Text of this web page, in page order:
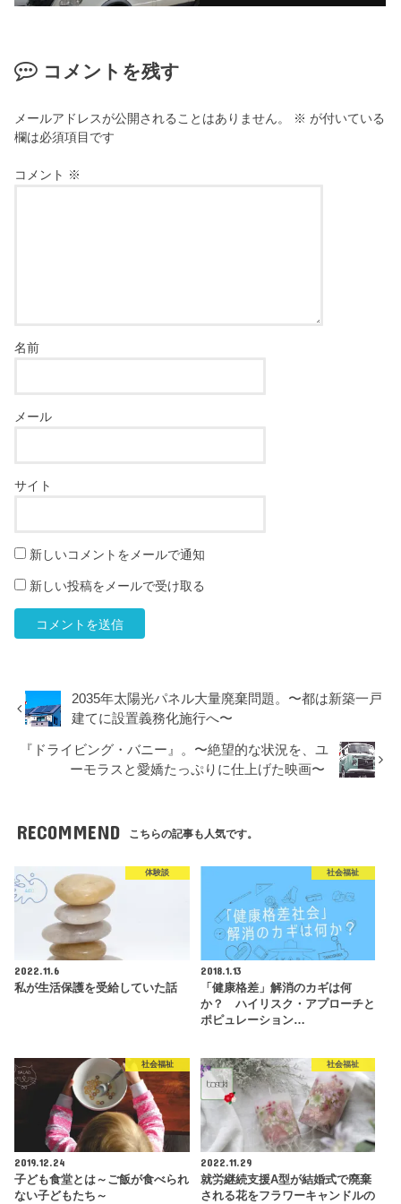
コメントを残す
メールアドレスが公開されることはありません。 ※ が付いている
欄は必須項目です
コメント ※
名前
メール
サイト
新しいコメントをメールで通知
新しい投稿をメールで受け取る
2035年太陽光パネル大量廃棄問題。〜都は新築一戸
建てに設置義務化施行へ〜
『ドライビング・バニー』。〜絶望的な状況を、ユ
ーモラスと愛嬌たっぷりに仕上げた映画〜
RECOMMEND こちらの記事も人気です。
体験談
2022.11.6
私が生活保護を受給していた話
社会福祉
2018.1.13
「健康格差」解消のカギは何
か？ ハイリスク・アプローチと
ポピュレーション…
社会福祉
2019.12.24
子ども食堂とは～ご飯が食べられ
ない子どもたち～
社会福祉
2022.11.29
就労継続支援A型が結婚式で廃棄
される花をフラワーキャンドルの